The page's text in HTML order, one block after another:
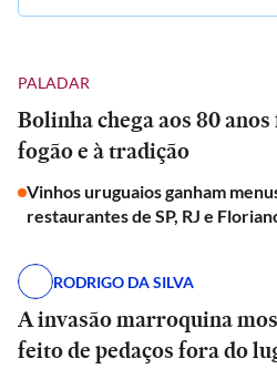
PALADAR
Bolinha chega aos 80
fogão e à tradição
Vinhos uruguaios ganham
restaurantes de SP, RJ e
RODRIGO DA SILVA
A invasão marroquina
feito de pedaços fora do